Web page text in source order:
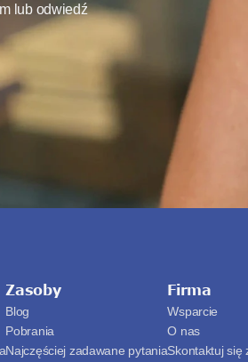
lub odwiedź
Zasoby
Blog
Pobrania
Najczęściej zadawane pytania
Firma
Wsparcie
O nas
Skontaktuj się